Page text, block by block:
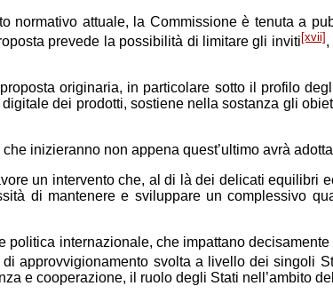
normativo attuale, la Commissione è tenuta a
prevede la possibilità di limitare gli inviti [xvii] ,
originaria, in particolare sotto il profilo
dei prodotti, sostiene nella sostanza gli
inizieranno non appena quest’ultimo avrà
un intervento che, al di là dei delicati equilibri
di mantenere e sviluppare un complessivo
internazionale, che impattano
approvvigionamento svolta a livello dei singoli
e cooperazione, il ruolo degli Stati nell’ambito